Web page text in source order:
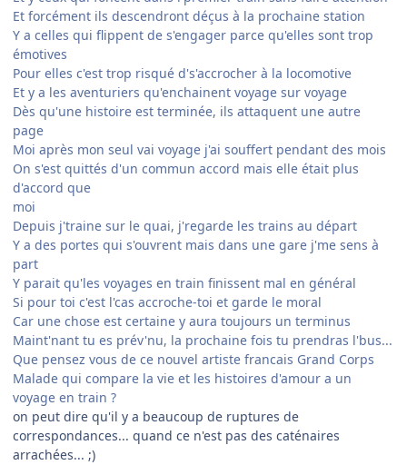
Et forcément ils descendront déçus à la prochaine station
Y a celles qui flippent de s'engager parce qu'elles sont trop
émotives
Pour elles c'est trop risqué d's'accrocher à la locomotive
Et y a les aventuriers qu'enchainent voyage sur voyage
Dès qu'une histoire est terminée, ils attaquent une autre
page
Moi après mon seul vai voyage j'ai souffert pendant des mois
On s'est quittés d'un commun accord mais elle était plus
d'accord que
moi
Depuis j'traine sur le quai, j'regarde les trains au départ
Y a des portes qui s'ouvrent mais dans une gare j'me sens à
part
Y parait qu'les voyages en train finissent mal en général
Si pour toi c'est l'cas accroche-toi et garde le moral
Car une chose est certaine y aura toujours un terminus
Maint'nant tu es prév'nu, la prochaine fois tu prendras l'bus...
Que pensez vous de ce nouvel artiste francais Grand Corps
Malade qui compare la vie et les histoires d'amour a un
voyage en train ?
on peut dire qu'il y a beaucoup de ruptures de
correspondances... quand ce n'est pas des caténaires
arrachées... ;)